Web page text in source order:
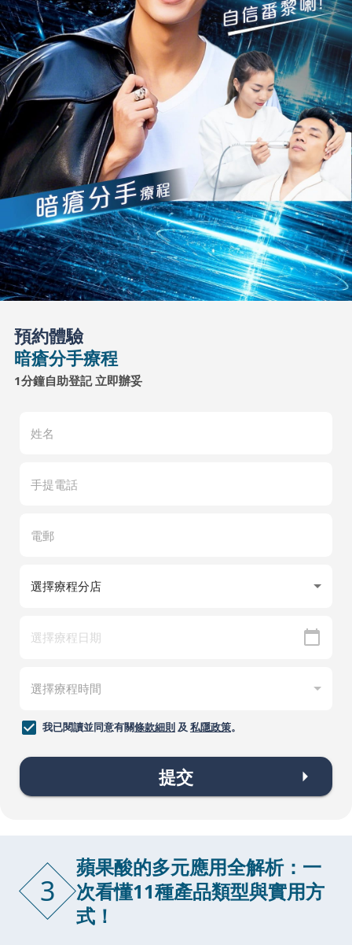
預約體驗
暗瘡分手療程
1分鐘自助登記 立即辦妥
我已閱讀並同意有關條款細則 及 私隱政策。
提交
3
蘋果酸的多元應用全解析：一
次看懂11種產品類型與實用方
式！